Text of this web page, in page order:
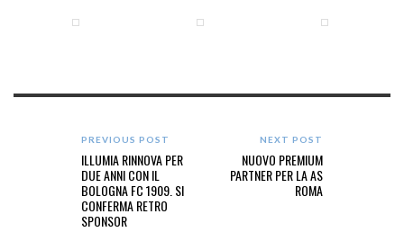
PREVIOUS POST
ILLUMIA RINNOVA PER
DUE ANNI CON IL
BOLOGNA FC 1909. SI
CONFERMA RETRO
SPONSOR
NEXT POST
NUOVO PREMIUM
PARTNER PER LA AS
ROMA